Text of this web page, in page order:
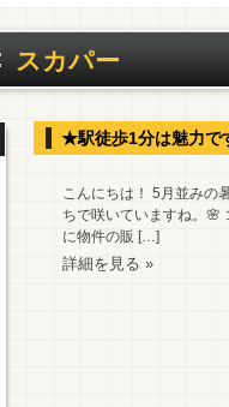
スカパー
★駅徒歩1分は魅力
こんにちは！ 5月並みの
ちで咲いていますね。🌸
に物件の販 […]
詳細を見る »